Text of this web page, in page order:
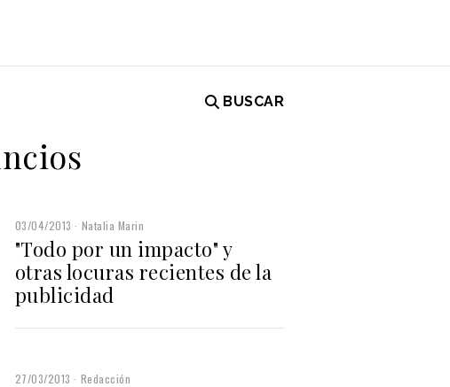
BUSCAR
03/04/2013 Natalia Marin
"Todo por un impacto" y
otras locuras recientes de la
publicidad
27/03/2013 Redacción